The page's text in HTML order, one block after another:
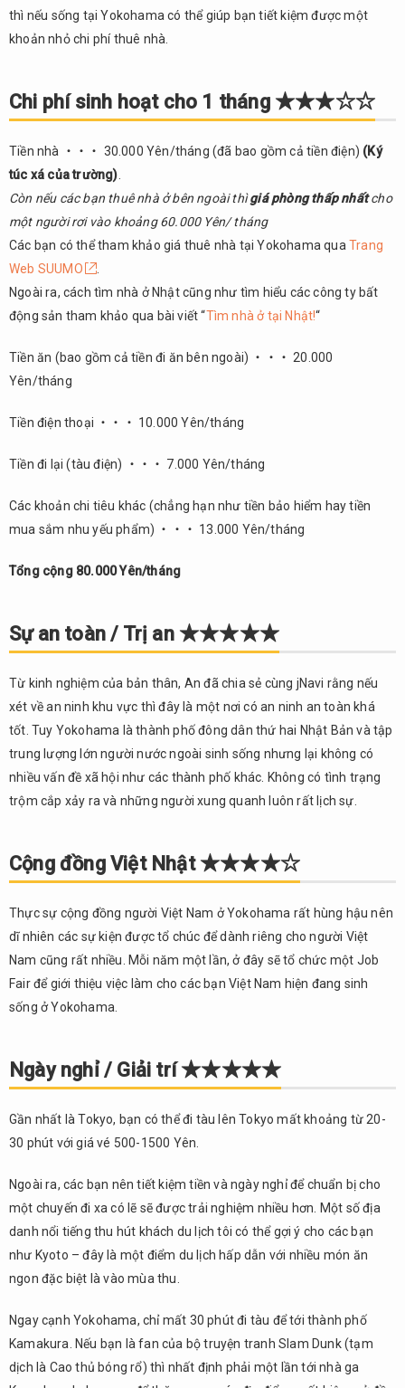
9.
Tổng
thì nếu sống tại Yokohama có thể giúp bạn tiết kiệm được một
khoản nhỏ chi phí thuê nhà.
Chi phí sinh hoạt cho 1 tháng ★★★☆☆
Tiền nhà ・・・ 30.000 Yên/tháng (đã bao gồm cả tiền điện) (Ký
túc xá của trường)
Còn nếu các bạn thuê nhà ở bên ngoài thìgiá phòng thấp nhấtcho
một người rơi vào khoảng 60.000 Yên/ tháng
Các bạn có thể tham khảo giá thuê nhà tại Yokohama qua Trang
Web SUUMO
Ngoài ra, cách tìm nhà ở Nhật cũng như tìm hiểu các công ty bất
động sản tham khảo qua bài viết “Tìm nhà ở tại Nhật!“
Tiền ăn (bao gồm cả tiền đi ăn bên ngoài) ・・・ 20.000
Yên/tháng
Tiền điện thoại ・・・ 10.000 Yên/tháng
Tiền đi lại (tàu điện) ・・・ 7.000 Yên/tháng
Các khoản chi tiêu khác (chẳng hạn như tiền bảo hiểm hay tiền
mua sắm nhu yếu phẩm) ・・・ 13.000 Yên/tháng
Tổng cộng 80.000 Yên/tháng
Sự an toàn / Trị an ★★★★★
Từ kinh nghiệm của bản thân, An đã chia sẻ cùng jNavi rằng nếu
xét về an ninh khu vực thì đây là một nơi có an ninh an toàn khá
tốt. Tuy Yokohama là thành phố đông dân thứ hai Nhật Bản và tập
trung lượng lớn người nước ngoài sinh sống nhưng lại không có
nhiều vấn đề xã hội như các thành phố khác. Không có tình trạng
trộm cắp xảy ra và những người xung quanh luôn rất lịch sự.
Cộng đồng Việt Nhật ★★★★☆
Thực sự cộng đồng người Việt Nam ở Yokohama rất hùng hậu nên
dĩ nhiên các sự kiện được tổ chúc để dành riêng cho người Việt
Nam cũng rất nhiều. Mỗi năm một lần, ở đây sẽ tổ chức một Job
Fair để giới thiệu việc làm cho các bạn Việt Nam hiện đang sinh
sống ở Yokohama.
Ngày nghỉ / Giải trí ★★★★★
Gần nhất là Tokyo, bạn có thể đi tàu lên Tokyo mất khoảng từ 20-
30 phút với giá vé 500-1500 Yên.
Ngoài ra, các bạn nên tiết kiệm tiền và ngày nghỉ để chuẩn bị cho
một chuyến đi xa có lẽ sẽ được trải nghiệm nhiều hơn. Một số địa
danh nổi tiếng thu hút khách du lịch tôi có thể gợi ý cho các bạn
như Kyoto – đây là một điểm du lịch hấp dẫn với nhiều món ăn
ngon đặc biệt là vào mùa thu.
Ngay cạnh Yokohama, chỉ mất 30 phút đi tàu để tới thành phố
Kamakura. Nếu bạn là fan của bộ truyện tranh Slam Dunk (tạm
dịch là Cao thủ bóng rổ) thì nhất định phải một lần tới nhà ga